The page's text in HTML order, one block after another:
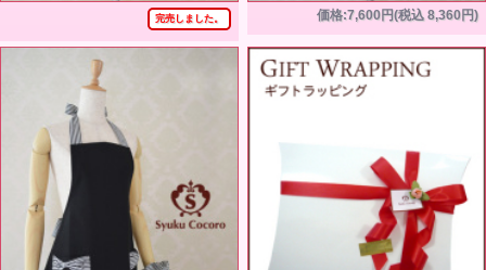
完売しました。 価格:7,600円(税込 8,360円)